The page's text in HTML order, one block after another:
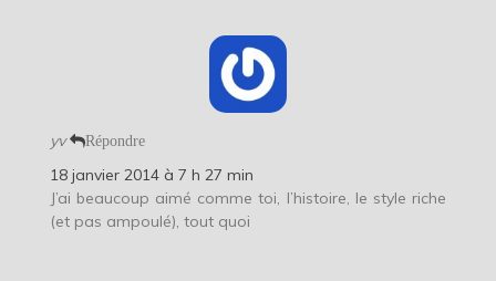
yv Répondre
18 janvier 2014 à 7 h 27 min
J’ai beaucoup aimé comme toi, l’histoire, le style riche
(et pas ampoulé), tout quoi